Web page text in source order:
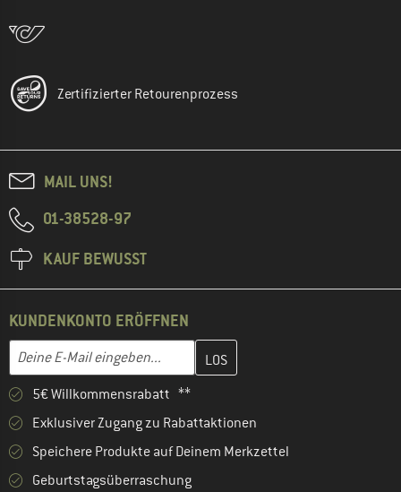
Zertifizierter Retourenprozess
MAIL UNS!
01-38528-97
KAUF BEWUSST
KUNDENKONTO ERÖFFNEN
E-Mail-Adresse
Gib hier deine E-Mail-Adresse ein und erstelle im nächsten
5€ Willkommensrabatt **
Exklusiver Zugang zu Rabattaktionen
Speichere Produkte auf Deinem Merkzettel
Geburtstagsüberraschung